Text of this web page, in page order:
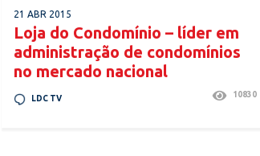
21 ABR 2015
Loja do Condomínio – líder em
administração de condomínios
no mercado nacional
LDC TV 10830